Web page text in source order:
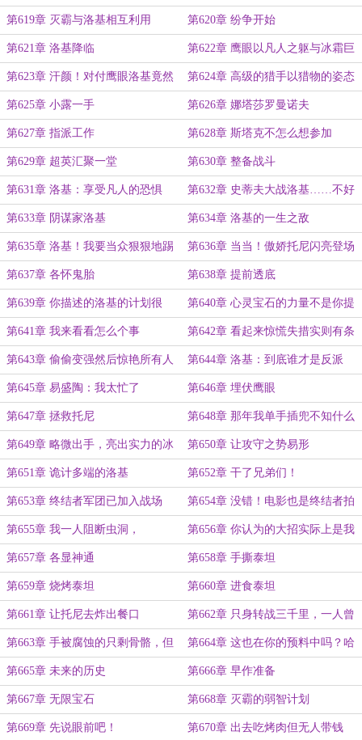
尔
第619章 灭霸与洛基相互利用 第620章 纷争开始
第621章 洛基降临 第622章 鹰眼以凡人之躯与冰霜巨
人过两招
第623章 汗颜！对付鹰眼洛基竟然
偷袭
第624章 高级的猎手以猎物的姿态
出现
第625章 小露一手 第626章 娜塔莎罗曼诺夫
第627章 指派工作 第628章 斯塔克不怎么想参加
第629章 超英汇聚一堂 第630章 整备战斗
第631章 洛基：享受凡人的恐惧 第632章 史蒂夫大战洛基……不好
赢
第633章 阴谋家洛基 第634章 洛基的一生之敌
第635章 洛基！我要当众狠狠地踢
你的屁股！
第636章 当当！傲娇托尼闪亮登场
第637章 各怀鬼胎 第638章 提前透底
第639章 你描述的洛基的计划很
好，但我们保持怀以
第640章 心灵宝石的力量不是你提
前预告就能解除的
第641章 我来看看怎么个事 第642章 看起来惊慌失措实则有条
不紊
第643章 偷偷变强然后惊艳所有人 第644章 洛基：到底谁才是反派
第645章 易盛陶：我太忙了 第646章 埋伏鹰眼
第647章 拯救托尼 第648章 那年我单手插兜不知什么
叫做对手
第649章 略微出手，亮出实力的冰
山一角
第650章 让攻守之势易形
第651章 诡计多端的洛基 第652章 干了兄弟们！
第653章 终结者军团已加入战场 第654章 没错！电影也是终结者拍
的
第655章 我一人阻断虫洞， 第656章 你认为的大招实际上是我
的平A
第657章 各显神通 第658章 手撕泰坦
第659章 烧烤泰坦 第660章 进食泰坦
第661章 让托尼去炸出餐口 第662章 只身转战三千里，一人曾
当百万师（迫真）
第663章 手被腐蚀的只剩骨骼，但
皮外伤
第664章 这也在你的预料中吗？哈
基易？
第665章 未来的历史 第666章 早作准备
第667章 无限宝石 第668章 灭霸的弱智计划
第669章 先说眼前吧！ 第670章 出去吃烤肉但无人带钱